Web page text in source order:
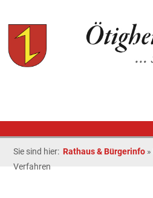
Sie sind hier: Rathaus & Bürgerinfo »
Verfahren